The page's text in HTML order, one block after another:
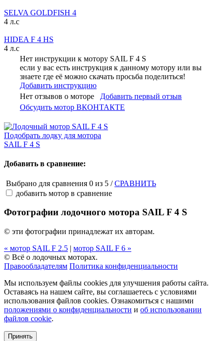
SELVA GOLDFISH 4
4 л.с
HIDEA F 4 HS
4 л.с
Нет инструкции к мотору SAIL F 4 S
если у вас есть инструкция к данному мотору или вы
знаете где её можно скачать просьба поделиться!
Добавить инструкцию
Нет отзывов о моторе Добавить первый отзыв
Обсудить мотор ВКОНТАКТЕ
Подобрать лодку для мотора
SAIL F 4 S
Добавить в сравнение:
Выбрано для сравнения 0 из 5 /СРАВНИТЬ
добавить мотор в сравнение
Фотографии лодочного мотора SAIL F 4 S
© эти фотографии принадлежат их авторам.
« мотор SAIL F 2.5 | мотор SAIL F 6 »
© Всё о лодочных моторах.
Правообладателям Политика конфиденциальности
Мы используем файлы cookies для улучшения работы сайта.
Оставаясь на нашем сайте, вы соглашаетесь с условиями
использования файлов cookies. Ознакомиться с нашими
положениями о конфиденциальности и об использовании
файлов cookie.
Принять